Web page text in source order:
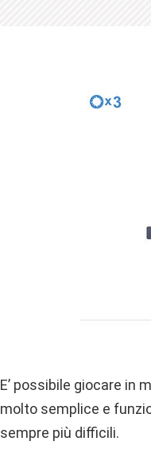
E’ possibile giocare in
molto semplice e
sempre più difficili.